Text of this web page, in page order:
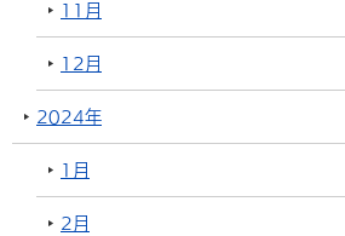
11月
12月
2024年
1月
2月